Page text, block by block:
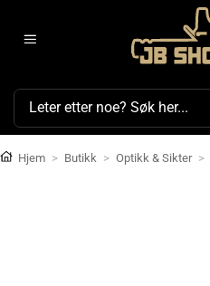
Søk
Hjem > Butikk > Optikk & Sikter >